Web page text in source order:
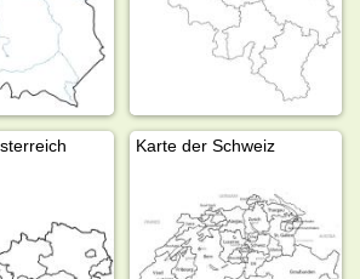
Karte der Schweiz